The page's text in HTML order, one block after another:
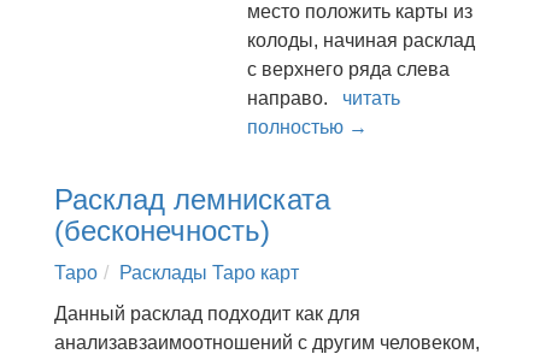
место положить карты из
колоды, начиная расклад
с верхнего ряда слева
направо. читать
полностью →
Расклад лемниската
(бесконечность)
Таро
Расклады Таро карт
Данный расклад подходит как для
анализавзаимоотношений с другим человеком,